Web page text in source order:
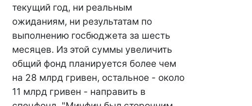
текущий год, ни реальным
ожиданиям, ни результатам по
выполнению госбюджета за шесть
месяцев. Из этой суммы увеличить
общий фонд планируется более чем
на 28 млрд гривен, остальное - около
11 млрд гривен - направить в